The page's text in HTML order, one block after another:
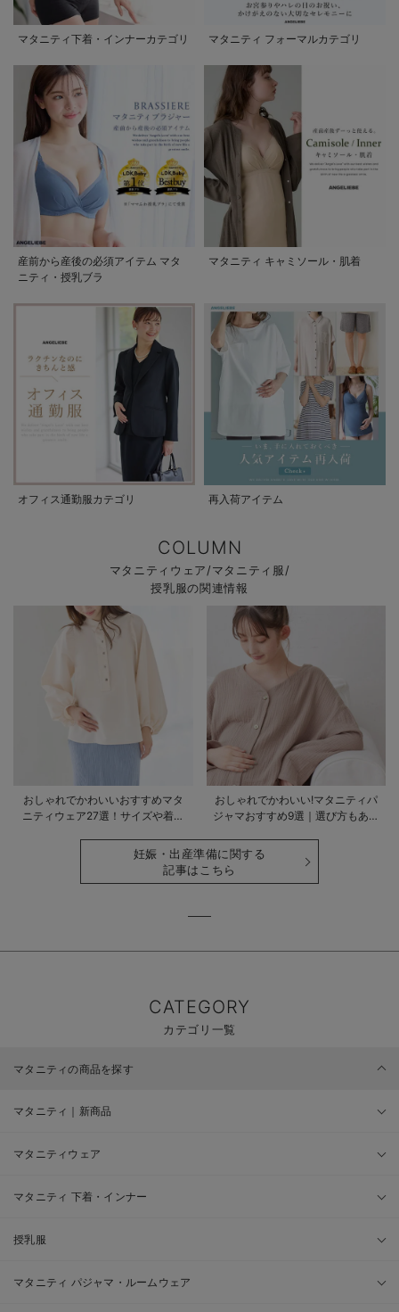
マタニティ下着・インナーカテゴリ マタニティ フォーマルカテゴリ
産前から産後の必須アイテム マタ
ニティ・授乳ブラ
マタニティ キャミソール・肌着
オフィス通勤服カテゴリ 再入荷アイテム
COLUMN
マタニティウェア/マタニティ服/
授乳服の関連情報
おしゃれでかわいいおすすめマタ
ニティウェア27選！サイズや着る
おしゃれでかわいい!マタニティパ
ジャマおすすめ9選｜選び方もあわ
妊娠・出産準備に関する
記事はこちら
CATEGORY
カテゴリ一覧
マタニティの商品を探す
マタニティ｜新商品
マタニティウェア
マタニティ 下着・インナー
授乳服
マタニティ パジャマ・ルームウェア